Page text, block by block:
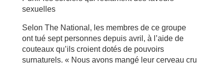
sexuelles
Selon The National, les membres de ce groupe
ont tué sept personnes depuis avril, à l’aide de
couteaux qu’ils croient dotés de pouvoirs
surnaturels. « Nous avons mangé leur cerveau cru